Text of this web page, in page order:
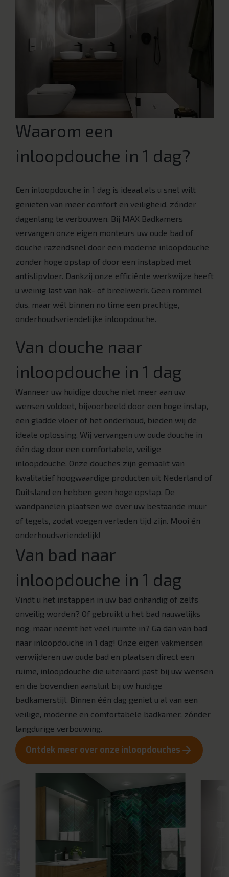
Waarom een
inloopdouche in 1 dag?
Een inloopdouche in 1 dag is ideaal als u snel wilt
genieten van meer comfort en veiligheid, zónder
dagenlang te verbouwen. Bij MAX Badkamers
vervangen onze eigen monteurs uw oude bad of
douche razendsnel door een moderne inloopdouche
zonder hoge opstap of door een instapbad met
antislipvloer. Dankzij onze efficiënte werkwijze heeft
u weinig last van hak- of breekwerk. Geen rommel
dus, maar wél binnen no time een prachtige,
onderhoudsvriendelijke inloopdouche.
Van douche naar
inloopdouche in 1 dag
Wanneer uw huidige douche niet meer aan uw
wensen voldoet, bijvoorbeeld door een hoge instap,
een gladde vloer of het onderhoud, bieden wij de
ideale oplossing. Wij vervangen uw oude douche in
één dag door een comfortabele, veilige
inloopdouche. Onze douches zijn gemaakt van
kwalitatief hoogwaardige producten uit Nederland of
Duitsland en hebben geen hoge opstap. De
wandpanelen plaatsen we over uw bestaande muur
of tegels, zodat voegen verleden tijd zijn. Mooi én
onderhoudsvriendelijk!
Van bad naar
inloopdouche in 1 dag
Vindt u het instappen in uw bad onhandig of zelfs
onveilig worden? Of gebruikt u het bad nauwelijks
nog, maar neemt het veel ruimte in? Ga dan van bad
naar inloopdouche in 1 dag! Onze eigen vakmensen
verwijderen uw oude bad en plaatsen direct een
ruime, inloopdouche die uiteraard past bij uw wensen
en die bovendien aansluit bij uw huidige
badkamerstijl. Binnen één dag geniet u al van een
veilige, moderne en comfortabele badkamer, zónder
langdurige verbouwing.
Ontdek meer over onze inloopdouches